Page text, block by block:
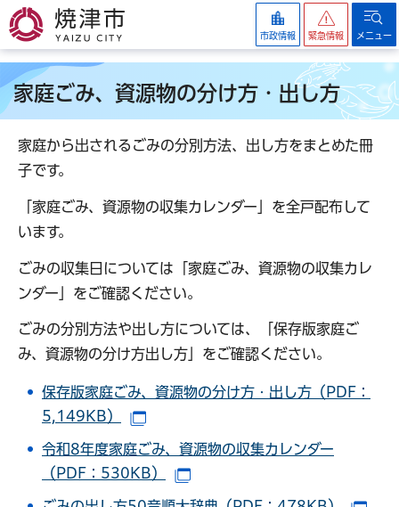
焼津市
市政情報 緊急情報 メニュー
家庭ごみ、資源物の分け方・出し方
家庭から出されるごみの分別方法、出し方をまとめた冊
子です。
「家庭ごみ、資源物の収集カレンダー」を全戸配布して
います。
ごみの収集日については「家庭ごみ、資源物の収集カレ
ンダー」をご確認ください。
ごみの分別方法や出し方については、「保存版家庭ご
み、資源物の分け方出し方」をご確認ください。
保存版家庭ごみ、資源物の分け方・出し方（PDF：
5,149KB）
令和8年度家庭ごみ、資源物の収集カレンダー
（PDF：530KB）